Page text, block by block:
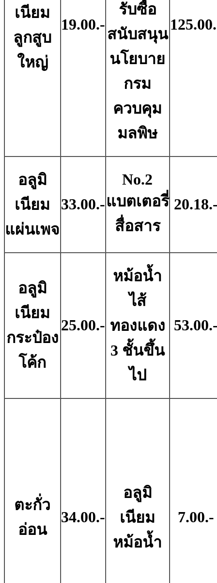
เนียม
ลูกสูบ
ใหญ่
19.00.-
รับซื้อ
สนับสนุน
นโยบาย
กรม
ควบคุม
มลพิษ
อลูมิ
เนียม
แผ่นเพจ
33.00.-
No.2
แบตเตอรี่
สื่อสาร
อลูมิ
เนียม
กระป๋อง
โค้ก
25.00.-
หม้อน้ำ
ไส้
ทองแดง
3 ชั้นขึ้น
ไป
ตะกั่ว
อ่อน
34.00.-
อลูมิ
เนียม
หม้อน้ำ
7.00.-